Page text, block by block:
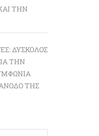
ΤΗΝ
ΔΎΣΚΟΛΟΣ
ΤΗΝ
ΤΗΣ